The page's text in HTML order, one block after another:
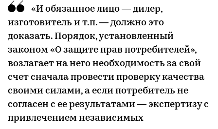
«И обязанное лицо — дилер,
изготовитель и т.п. — должно это
доказать. Порядок, установленный
законом «О защите прав потребителей»,
возлагает на него необходимость за свой
счет сначала провести проверку качества
своими силами, а если потребитель не
согласен с ее результатами — экспертизу с
привлечением независимых